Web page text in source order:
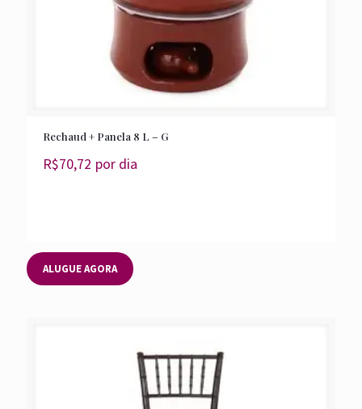
Rechaud + Panela 8 L – G
R$70,72 por dia
ALUGUE AGORA